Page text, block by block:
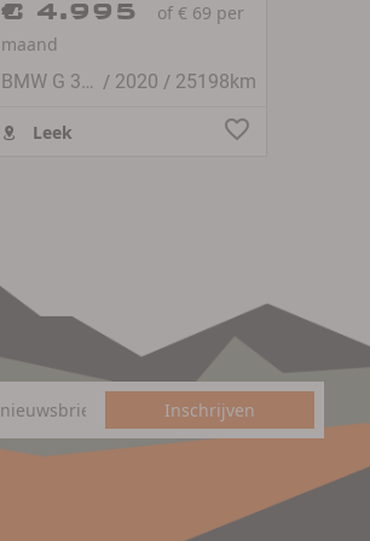
€ 4.995
of € 69 per
maand
BMW G 310 GS / 2020 / 25198km
Leek
Inschrijven